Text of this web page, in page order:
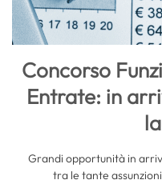
Concorso
Entrate: in
Grandi opportunità in
tra le tante